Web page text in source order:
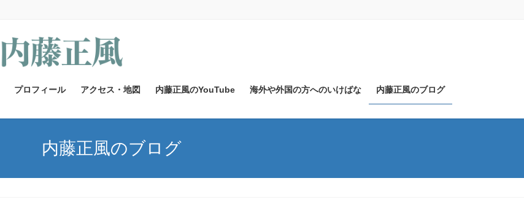
プロフィール アクセス・地図 内藤正風のYouTube 海外や外国の方へのいけばな 内藤正風のブログ
内藤正風のブログ